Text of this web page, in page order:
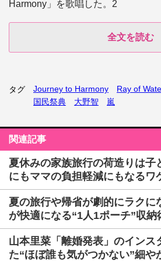
Harmony」を歌唱した。2
全文を読む
タグ Journey to Harmony Ray of
国民祭典
大野智 嵐
関連記事
夏休みの家族旅行の荷造りは子
にもママの負担軽減にもなるワ
夏の旅行や帰省が劇的にラクに
が快適になる“1人1ポーチ”収納
山本里菜「離婚発表」のインス
た“ほぼ誰も気がつかない”細や